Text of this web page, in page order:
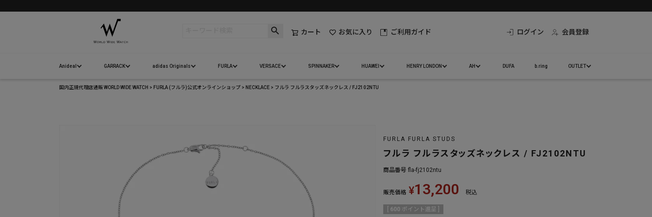
カート お気に入り ご利用ガイド ログイン 会員登録
Anideal GARRACK adidas Originals FURLA VERSACE SPINNAKER HUAWEI HENRY LONDON AH DUFA b.ring OUTLET
国内正規代理店通販 WORLD WIDE WATCH FURLA (フルラ)公式オンラインショップ NECKLACE フルラ フルラスタッズネックレス / FJ2102NTU
FURLA FURLA STUDS
フルラ フルラスタッズネックレス / FJ2102NTU
商品番号 fla-fj2102ntu
販売価格 ¥13,200 税込
600 ポイント進呈 ]